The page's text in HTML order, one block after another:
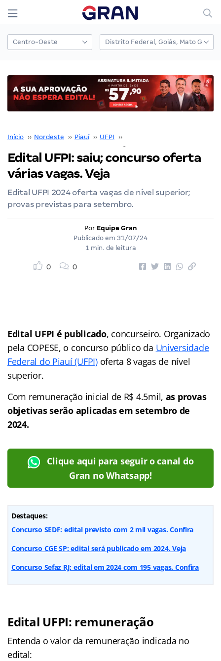
Início ›› Nordeste ›› Piauí ›› UFPI ››
Edital UFPI: saiu; concurso oferta
várias vagas. Veja
Edital UFPI 2024 oferta vagas de nível superior;
provas previstas para setembro.
Por Equipe Gran
Publicado em 31/07/24
1 min. de leitura
0 0
Edital UFPI é publicado, concurseiro. Organizado
pela COPESE, o concurso público da Universidade
Federal do Piauí (UFPI)oferta 8 vagas de nível
superior.
Com remuneração inicial de R$ 4.5mil, as provas
objetivas serão aplicadas em setembro de
2024.
Clique aqui para seguir o canal do
Gran no Whatsapp!
Destaques:
Concurso SEDF: edital previsto com 2 mil vagas. Confira
Concurso CGE SP: edital será publicado em 2024. Veja
Concurso Sefaz RJ: edital em 2024 com 195 vagas. Confira
Edital UFPI: remuneração
Entenda o valor da remuneração indicada no
edital: